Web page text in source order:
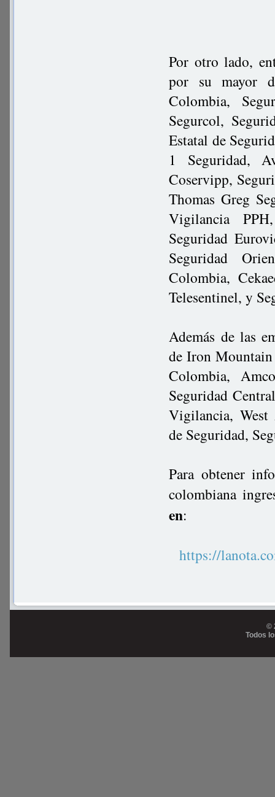
Por otro lado,
por su mayor
Colombia,
Segurcol,
Estatal de
1 Seguridad,
Coservipp,
Thomas Greg
Vigilancia
Seguridad
Seguridad
Colombia,
Telesentinel, y
Además de las
de Iron
Colombia,
Seguridad
Vigilancia, West
de Seguridad,
Para obtener
colombiana
en:
https://
©
Todos